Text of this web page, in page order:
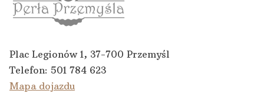
Plac Legionów 1, 37-700 Przemyśl
Telefon: 501 784 623
Mapa dojazdu